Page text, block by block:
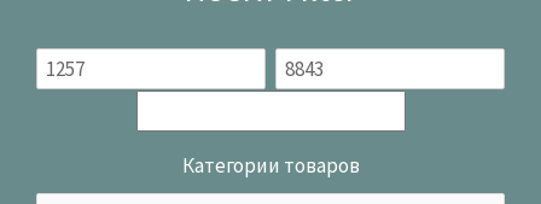
Категории товаров